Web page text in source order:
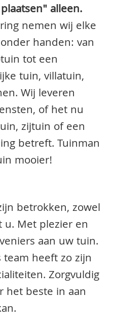
alleen.
nemen wij elke
handen: van
tot een
tuin, villatuin,
Wij leveren
of het nu
zijtuin of een
betreft. Tuinman
mooier!
betrokken, zowel
Met plezier en
aan uw tuin.
heeft zo zijn
Zorgvuldig
het beste in aan